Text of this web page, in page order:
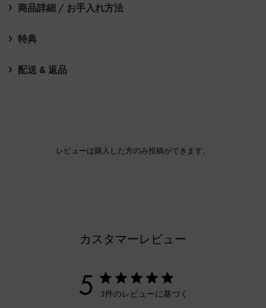
商品詳細 / お手入れ方法
特典
配送 & 返品
レビューは購入した方のみ投稿ができます。
カスタマーレビュー
5 3件のレビューに基づく